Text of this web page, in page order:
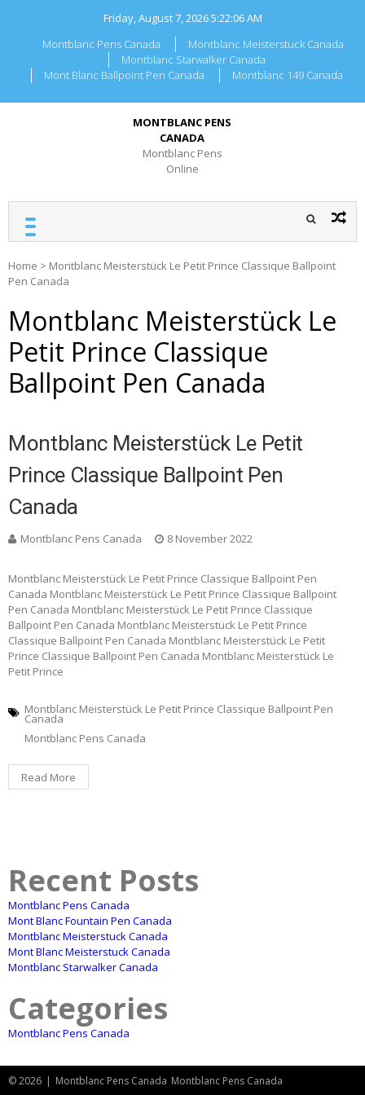
Friday, August 7, 20265:22:06 AM
Montblanc Pens Canada
Montblanc Meisterstuck Canada
Montblanc Starwalker Canada
Mont Blanc Ballpoint Pen Canada
Montblanc 149 Canada
MONTBLANC PENS
CANADA
Montblanc Pens
Online
Home > Montblanc Meisterstück Le Petit Prince Classique Ballpoint
Pen Canada
Montblanc Meisterstück Le
Petit Prince Classique
Ballpoint Pen Canada
Montblanc Meisterstück Le Petit
Prince Classique Ballpoint Pen
Canada
Montblanc Pens Canada 8 November 2022
Montblanc Meisterstück Le Petit Prince Classique Ballpoint Pen
Canada Montblanc Meisterstück Le Petit Prince Classique Ballpoint
Pen Canada Montblanc Meisterstück Le Petit Prince Classique
Ballpoint Pen Canada Montblanc Meisterstück Le Petit Prince
Classique Ballpoint Pen Canada Montblanc Meisterstück Le Petit
Prince Classique Ballpoint Pen Canada Montblanc Meisterstück Le
Petit Prince
Montblanc Meisterstück Le Petit Prince Classique Ballpoint Pen
Canada
Montblanc Pens Canada
Read More
Recent Posts
Montblanc Pens Canada
Mont Blanc Fountain Pen Canada
Montblanc Meisterstuck Canada
Mont Blanc Meisterstuck Canada
Montblanc Starwalker Canada
Categories
Montblanc Pens Canada
© 2026 | Montblanc Pens Canada Montblanc Pens Canada